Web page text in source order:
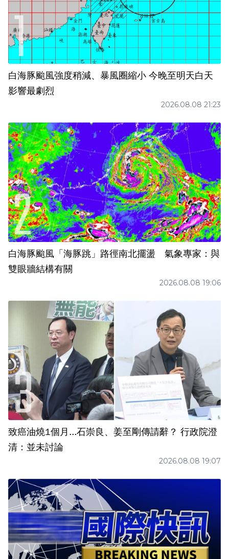
白海豚颱風強度稍減、暴風圈縮小 今晚至明天白天
影響最劇烈
2026.08.08 21:23
白海豚颱風「海豚跳」路徑南北擺盪 氣象專家：與
雙眼牆結構有關
2026.08.08 19:06
致癌油燒1個月...石崇良、姜至剛傳請辭？ 行政院澄
清：並未討論
2026.08.08 19:07